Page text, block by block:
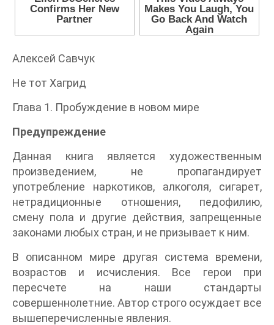
Алексей Савчук
Не тот Хагрид
Глава 1. Пробуждение в новом мире
Предупреждение
Данная книга является художественным
произведением, не пропагандирует
употребление наркотиков, алкоголя, сигарет,
нетрадиционные отношения, педофилию,
смену пола и другие действия, запрещенные
законами любых стран, и не призывает к ним.
В описанном мире другая система времени,
возрастов и исчисления. Все герои при
пересчете на наши стандарты
совершеннолетние. Автор строго осуждает все
вышеперечисленные явления.